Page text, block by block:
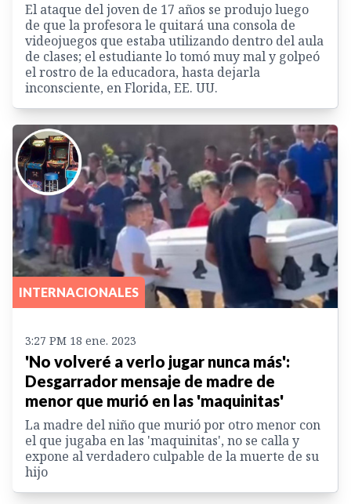
El ataque del joven de 17 años se produjo luego
de que la profesora le quitará una consola de
videojuegos que estaba utilizando dentro del aula
de clases; el estudiante lo tomó muy mal y golpeó
el rostro de la educadora, hasta dejarla
inconsciente, en Florida, EE. UU.
INTERNACIONALES
3:27 PM 18 ene. 2023
'No volveré a verlo jugar nunca más':
Desgarrador mensaje de madre de
menor que murió en las 'maquinitas'
La madre del niño que murió por otro menor con
el que jugaba en las 'maquinitas', no se calla y
expone al verdadero culpable de la muerte de su
hijo